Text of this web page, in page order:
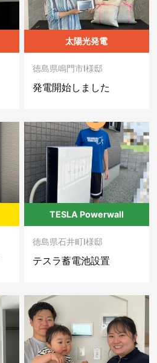
太陽光発電
徳島県鳴門市I様邸
発電開始しました
TESLA Powerwall
徳島県石井町I様邸
テスラ蓄電池設置